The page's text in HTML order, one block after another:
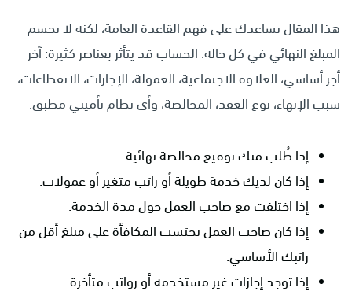
هذا المقال يساعدك على فهم القاعدة العامة، لكنه لا يحسم
المبلغ النهائي في كل حالة. الحساب قد يتأثر بعناصر كثيرة: آخر
أجر أساسي، العلاوة الاجتماعية، العمولة، الإجازات، الانقطاعات،
سبب الإنهاء، نوع العقد، المخالصة، وأي نظام تأميني مطبق.
إذا طُلب منك توقيع مخالصة نهائية.
إذا كان لديك خدمة طويلة أو راتب متغير أو عمولات.
إذا اختلفت مع صاحب العمل حول مدة الخدمة.
إذا كان صاحب العمل يحتسب المكافأة على مبلغ أقل من
راتبك الأساسي.
إذا توجد إجازات غير مستخدمة أو رواتب متأخرة.